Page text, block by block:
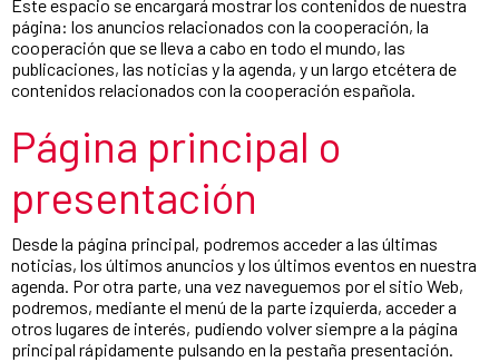
Este espacio se encargará mostrar los contenidos de nuestra
página: los anuncios relacionados con la cooperación, la
cooperación que se lleva a cabo en todo el mundo, las
publicaciones, las noticias y la agenda, y un largo etcétera de
contenidos relacionados con la cooperación española.
Página principal o
presentación
Desde la página principal, podremos acceder a las últimas
noticias, los últimos anuncios y los últimos eventos en nuestra
agenda. Por otra parte, una vez naveguemos por el sitio Web,
podremos, mediante el menú de la parte izquierda, acceder a
otros lugares de interés, pudiendo volver siempre a la página
principal rápidamente pulsando en la pestaña presentación.